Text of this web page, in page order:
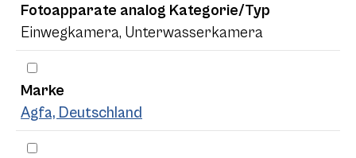
Fotoapparate analog Kategorie/Typ
Einwegkamera, Unterwasserkamera
Marke
Agfa, Deutschland